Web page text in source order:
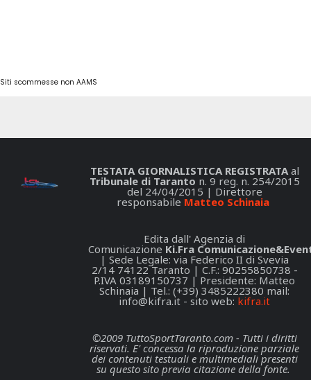
Siti scommesse non AAMS
TESTATA GIORNALISTICA REGISTRATAal
Tribunale di Taranto n. 9 reg. n. 254/2015
del 24/04/2015 | Direttore
responsabile Matteo Schinaia
Edita dall' Agenzia di
Comunicazione Ki.Fra
| Sede Legale: via Federico II di Svevia
2/14 74122 Taranto | C.F.: 90255850738 -
P.IVA 03189150737 | Presidente: Matteo
Schinaia | Tel.: (+39) 3485222380 mail:
info@kifra.it - sito web: kifra.it
©2009 TuttoSportTaranto.com - Tutti i diritti
riservati. E' concessa la riproduzione parziale
dei contenuti testuali e multimediali presenti
su questo sito previa citazione della fonte.